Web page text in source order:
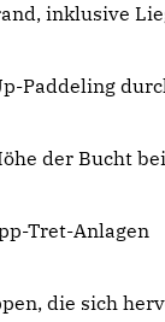
inklusive
Paddeling
der Bucht
Tret-Anlagen
die sich